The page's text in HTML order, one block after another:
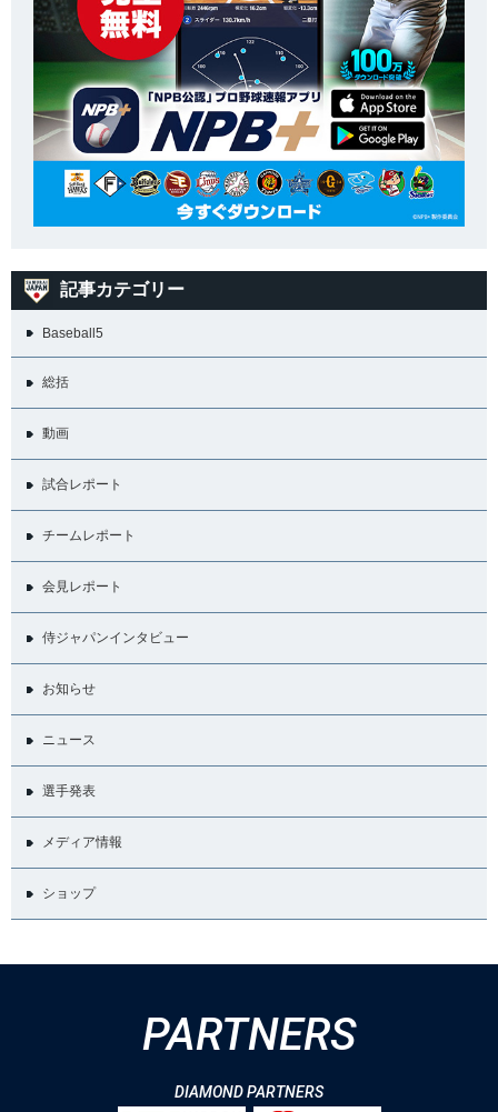
記事カテゴリー
Baseball5
総括
動画
試合レポート
チームレポート
会見レポート
侍ジャパンインタビュー
お知らせ
ニュース
選手発表
メディア情報
ショップ
PARTNERS
DIAMOND PARTNERS